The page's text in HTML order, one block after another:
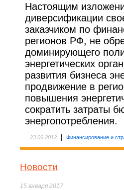
Настоящим
диверсификации
заказчиком по
регионов РФ, не
доминирующего
энергетических
развития бизнеса
продвижение в
повышения
сократить затраты
энергопотребления.
23.06.2012 | Финансирование и
Новости
15 января 2017